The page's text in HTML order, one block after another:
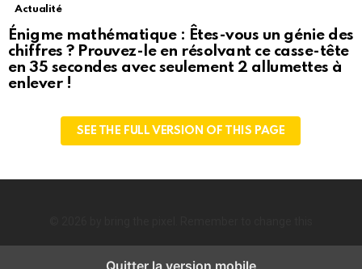
Actualité
Énigme mathématique : Êtes-vous un génie des
chiffres ? Prouvez-le en résolvant ce casse-tête
en 35 secondes avec seulement 2 allumettes à
enlever !
SEE THE FULL VERSION OF THIS PAGE